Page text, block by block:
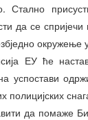
Стално
да се
окружење
ЕУ ће
успостави
полицијских
да помаже